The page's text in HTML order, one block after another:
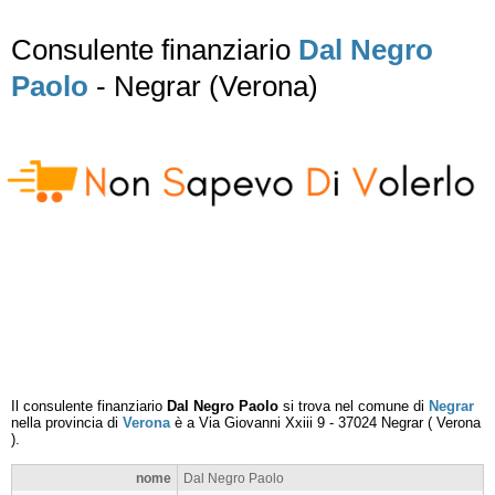
Consulente finanziario Dal Negro
Paolo - Negrar (Verona)
Il consulente finanziario Dal Negro Paolo si trova nel comune di Negrar
nella provincia di Veronaè a Via Giovanni Xxiii 9 - 37024 Negrar( Verona
).
nome
Dal Negro Paolo